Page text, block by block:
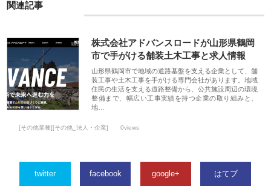
関連記事
株式会社アドバンスロードが山形県鶴岡
市で手がける舗装土木工事と求人情報
山形県鶴岡市で地域の道路基盤を支える企業として、舗
装工事や土木工事を手がける専門会社があります。地域
住民の生活を支える道路整備から、公共施設周辺の環境
整備まで、幅広い工事実績を持つ企業の取り組みと、
地…
[その他業種][その他_法人・企業] 0views
twitter facebook google+ はてブ